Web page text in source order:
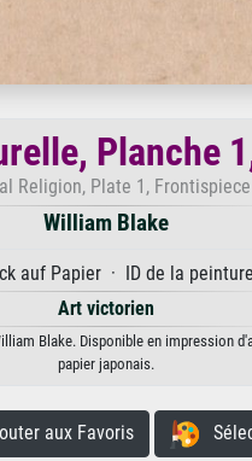
Planche
Religion, Plate 1,
William Blake
auf Papier · ID de la
Art victorien
Blake. Disponible en
papier japonais.
aux Favoris